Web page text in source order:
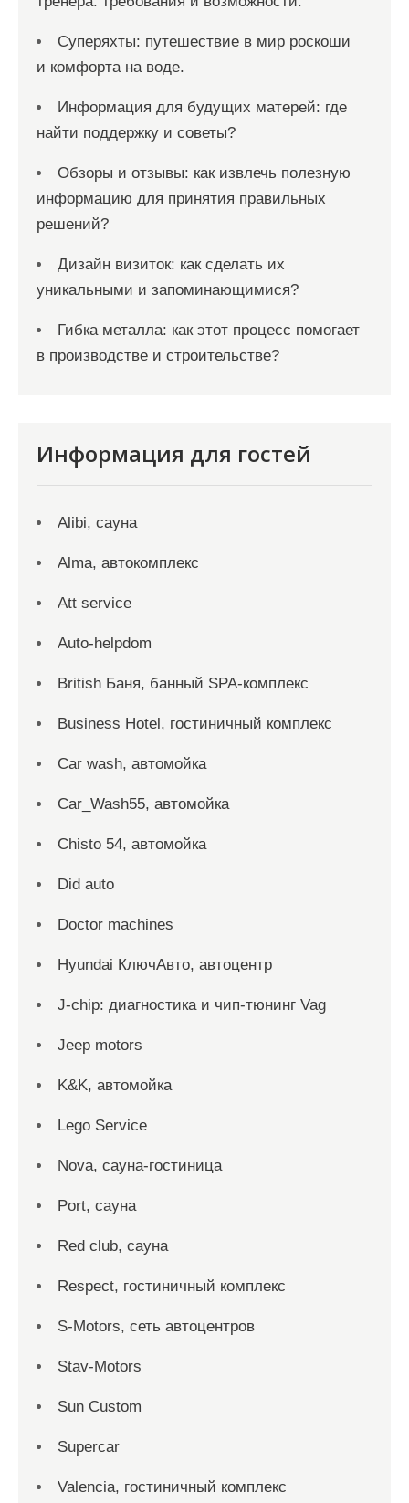
Суперяхты: путешествие в мир роскоши
и комфорта на воде.
Информация для будущих матерей: где
найти поддержку и советы?
Обзоры и отзывы: как извлечь полезную
информацию для принятия правильных
решений?
Дизайн визиток: как сделать их
уникальными и запоминающимися?
Гибка металла: как этот процесс помогает
в производстве и строительстве?
Информация для гостей
Alibi, сауна
Alma, автокомплекс
Att service
Auto-helpdom
British Баня, банный SPA-комплекс
Business Hotel, гостиничный комплекс
Car wash, автомойка
Car_Wash55, автомойка
Chisto 54, автомойка
Did auto
Doctor machines
Hyundai КлючАвто, автоцентр
J-chip: диагностика и чип-тюнинг Vag
Jeep motors
K&K, автомойка
Lego Service
Nova, сауна-гостиница
Port, сауна
Red сlub, сауна
Respect, гостиничный комплекс
S-Motors, сеть автоцентров
Stav-Motors
Sun Custom
Supercar
Valencia, гостиничный комплекс